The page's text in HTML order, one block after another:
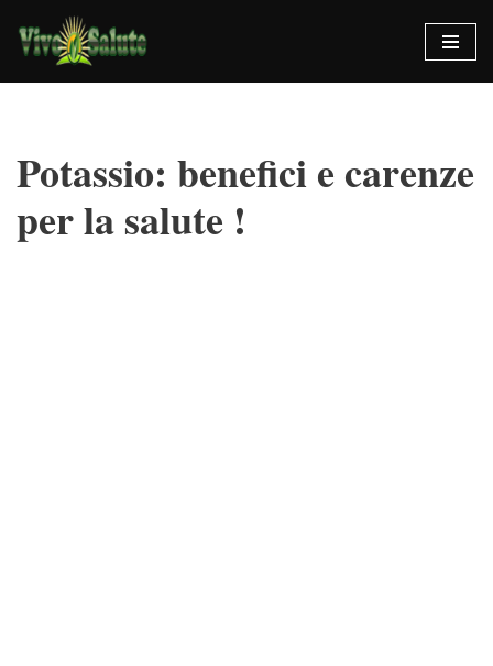
Vai
al
Potassio: benefici e carenze
per la salute !